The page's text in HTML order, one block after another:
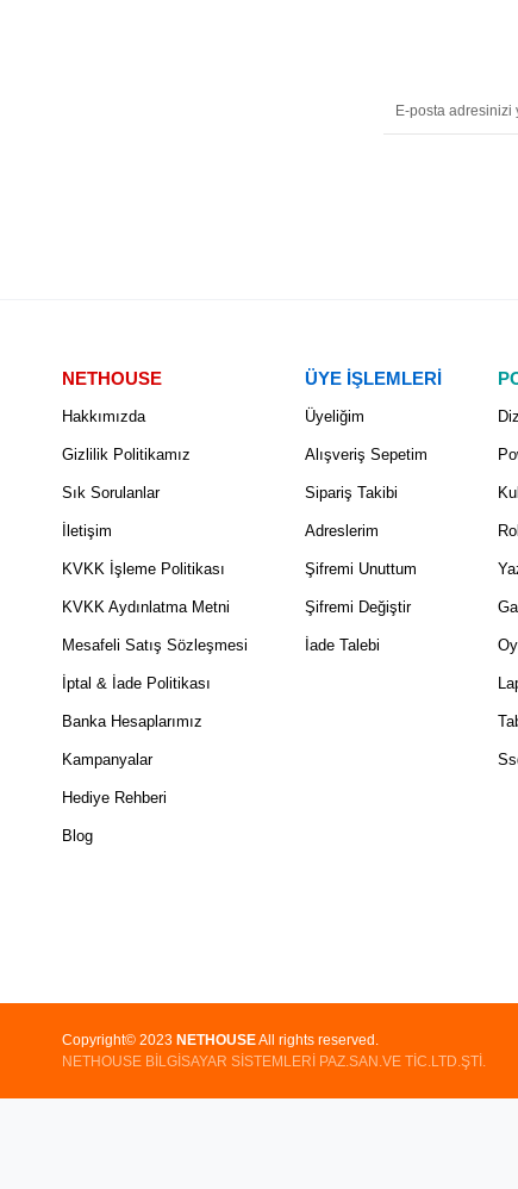
NETHOUSE
Hakkımızda
Gizlilik Politikamız
Sık Sorulanlar
İletişim
KVKK İşleme Politikası
KVKK Aydınlatma Metni
Mesafeli Satış Sözleşmesi
İptal & İade Politikası
Banka Hesaplarımız
Kampanyalar
Hediye Rehberi
Blog
ÜYE İŞLEMLERİ
Üyeliğim
Alışveriş Sepetim
Sipariş Takibi
Adreslerim
Şifremi Unuttum
Şifremi Değiştir
İade Talebi
Copyright© 2023 NETHOUSEAll rights reserved.
NETHOUSE BİLGİSAYAR SİSTEMLERİ PAZ.SAN.VE TİC.LTD.ŞTİ.